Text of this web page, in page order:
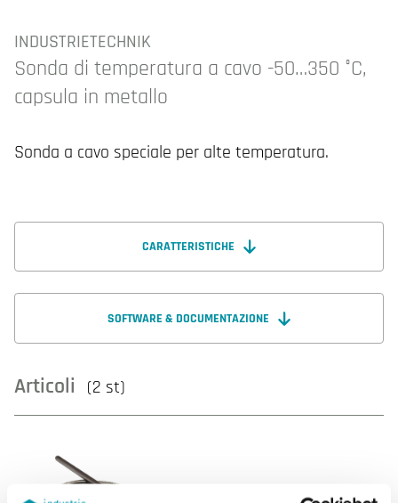
INDUSTRIETECHNIK
Sonda di temperatura a cavo -50…350 °C,
capsula in metallo
Sonda a cavo speciale per alte temperatura.
CARATTERISTICHE
SOFTWARE & DOCUMENTAZIONE
Articoli (2 st)